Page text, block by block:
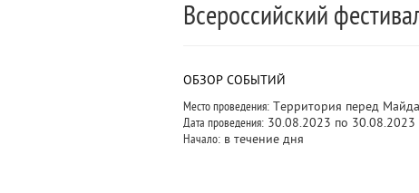
Всероссийский
ОБЗОР СОБЫТИЙ
Место проведения: Территория перед
Дата проведения: 30.08.2023 по 30.08.2023
Начало: в течение дня